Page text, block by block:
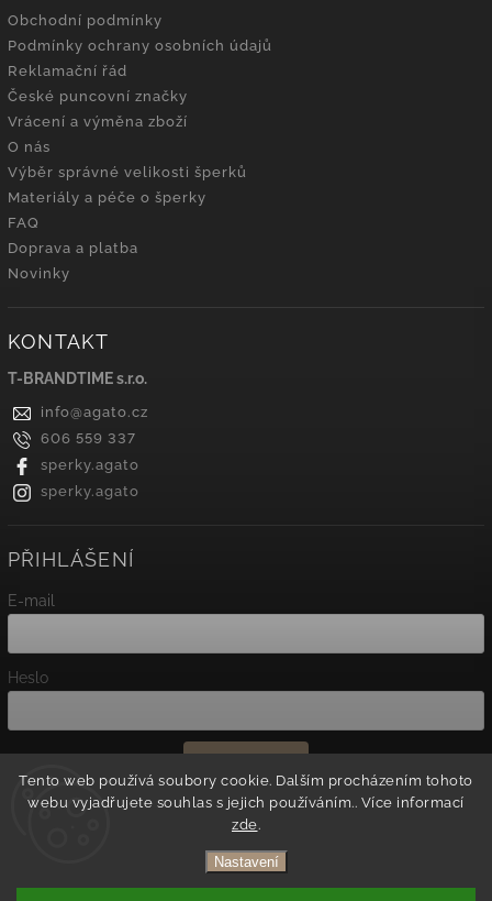
Tento web používá soubory cookie. Dalším procházením tohoto
webu vyjadřujete souhlas s jejich používáním.. Více informací
zde.
Nastavení
Obchodní podmínky
Podmínky ochrany osobních údajů
Reklamační řád
České puncovní značky
Vrácení a výměna zboží
O nás
Výběr správné velikosti šperků
Materiály a péče o šperky
FAQ
Doprava a platba
Novinky
KONTAKT
T-BRANDTIME s.r.o.
info@agato.cz
606 559 337
sperky.agato
sperky.agato
PŘIHLÁŠENÍ
E-mail
Heslo
Nová registrace